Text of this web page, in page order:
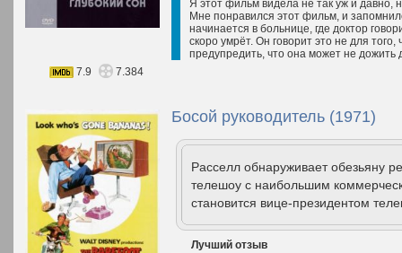
Я этот фильм видела не так уж и давно,
Мне понравился этот фильм, и
начинается в больнице, где доктор
скоро умрёт. Он говорит это не для
предупредить, что она может не дожить
7.9
7.384
Босой руководитель (1971)
Расселл обнаруживает обезьяну
телешоу с наибольшим
становится вице-президентом
Лучший отзыв